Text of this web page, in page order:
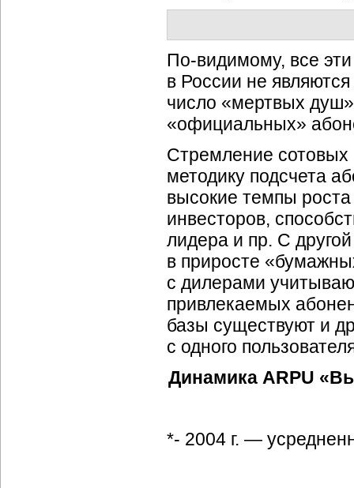
По-видимому, все
в России не
число «мертвых
«официальных»
Стремление сотовых
методику подсчета
высокие темпы
инвесторов,
лидера и пр. С
в приросте
с дилерами
привлекаемых
базы существуют и
с одного
Динамика ARPU
*- 2004 г. —